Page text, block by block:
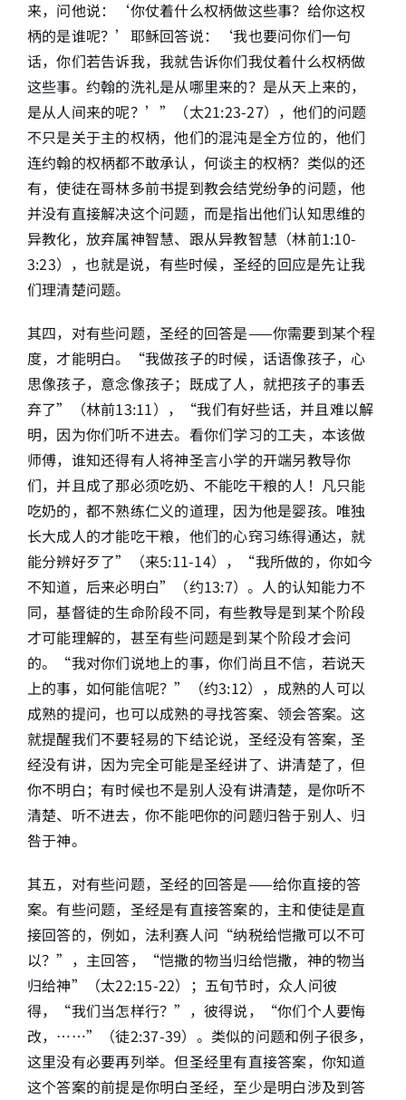
来，问他说：‘你仗着什么权柄做这些事？给你这权
柄的是谁呢？’耶稣回答说：‘我也要问你们一句
话，你们若告诉我，我就告诉你们我仗着什么权柄做
这些事。约翰的洗礼是从哪里来的？是从天上来的，
是从人间来的呢？’”（太21:23-27），他们的问题
不只是关于主的权柄，他们的混沌是全方位的，他们
连约翰的权柄都不敢承认，何谈主的权柄？类似的还
有，使徒在哥林多前书提到教会结党纷争的问题，他
并没有直接解决这个问题，而是指出他们认知思维的
异教化，放弃属神智慧、跟从异教智慧（林前1:10-
3:23），也就是说，有些时候，圣经的回应是先让我
们理清楚问题。
其四，对有些问题，圣经的回答是——你需要到某个程
度，才能明白。“我做孩子的时候，话语像孩子，心
思像孩子，意念像孩子；既成了人，就把孩子的事丢
弃了”（林前13:11），“我们有好些话，并且难以解
明，因为你们听不进去。看你们学习的工夫，本该做
师傅，谁知还得有人将神圣言小学的开端另教导你
们，并且成了那必须吃奶、不能吃干粮的人！凡只能
吃奶的，都不熟练仁义的道理，因为他是婴孩。唯独
长大成人的才能吃干粮，他们的心窍习练得通达，就
能分辨好歹了”（来5:11-14），“我所做的，你如今
不知道，后来必明白”（约13:7）。人的认知能力不
同，基督徒的生命阶段不同，有些教导是到某个阶段
才可能理解的，甚至有些问题是到某个阶段才会问
的。“我对你们说地上的事，你们尚且不信，若说天
上的事，如何能信呢？”（约3:12），成熟的人可以
成熟的提问，也可以成熟的寻找答案、领会答案。这
就提醒我们不要轻易的下结论说，圣经没有答案，圣
经没有讲，因为完全可能是圣经讲了、讲清楚了，但
你不明白；有时候也不是别人没有讲清楚，是你听不
清楚、听不进去，你不能吧你的问题归咎于别人、归
咎于神。
其五，对有些问题，圣经的回答是——给你直接的答
案。有些问题，圣经是有直接答案的，主和使徒是直
接回答的，例如，法利赛人问“纳税给恺撒可以不可
以？”，主回答，“恺撒的物当归给恺撒，神的物当
归给神”（太22:15-22）；五旬节时，众人问彼
得，“我们当怎样行？”，彼得说，“你们个人要悔
改，……”（徒2:37-39）。类似的问题和例子很多，
这里没有必要再列举。但圣经里有直接答案，你知道
这个答案的前提是你明白圣经，至少是明白涉及到答